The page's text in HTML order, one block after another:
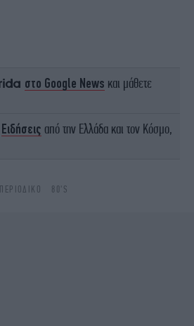
στο Google News και μάθετε
Ειδήσεις από την Ελλάδα και τον Κόσμο,
ΠΕΡΙΟΔΙΚΌ 80'S